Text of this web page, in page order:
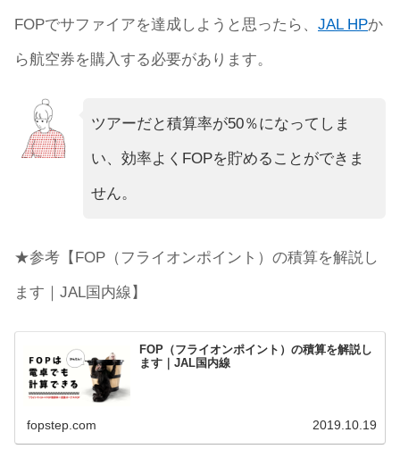
FOPでサファイアを達成しようと思ったら、 JAL HPか
ら航空券を購入する必要があります。
ツアーだと積算率が50％になってしま
い、効率よくFOPを貯めることができま
せん。
★参考【FOP（フライオンポイント）の積算を解説し
ます｜JAL国内線】
FOP（フライオンポイント）の積算を解説し
ます｜JAL国内線
fopstep.com 2019.10.19